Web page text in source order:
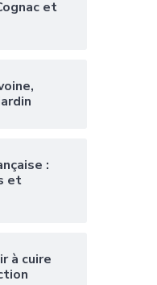
et
:
et
à cuire